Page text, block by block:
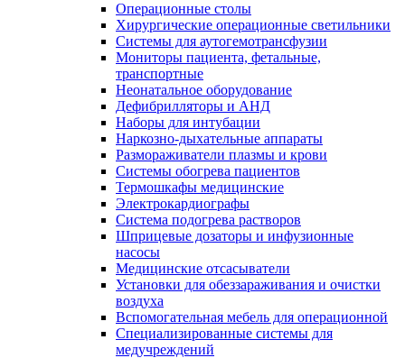
Операционные столы
Хирургические операционные светильники
Системы для аутогемотрансфузии
Мониторы пациента, фетальные,
транспортные
Неонатальное оборудование
Дефибрилляторы и АНД
Наборы для интубации
Наркозно-дыхательные аппараты
Размораживатели плазмы и крови
Системы обогрева пациентов
Термошкафы медицинские
Электрокардиографы
Cистема подогрева растворов
Шприцевые дозаторы и инфузионные
насосы
Медицинские отсасыватели
Установки для обеззараживания и очистки
воздуха
Вспомогательная мебель для операционной
Специализированные системы для
медучреждений